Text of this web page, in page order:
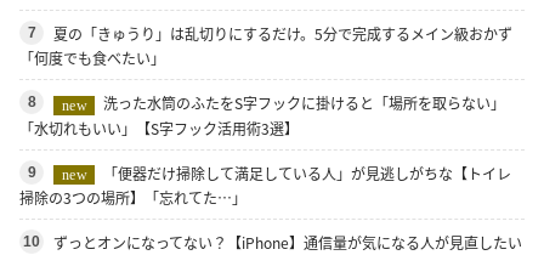
7
夏の「きゅうり」は乱切りにするだけ。5分で完成するメイン級おかず
「何度でも食べたい」
8 new
洗った水筒のふたをS字フックに掛けると「場所を取らない」
「水切れもいい」【S字フック活用術3選】
9 new
「便器だけ掃除して満足している人」が見逃しがちな【トイレ
掃除の3つの場所】「忘れてた…」
10
ずっとオンになってない？【iPhone】通信量が気になる人が見直したい